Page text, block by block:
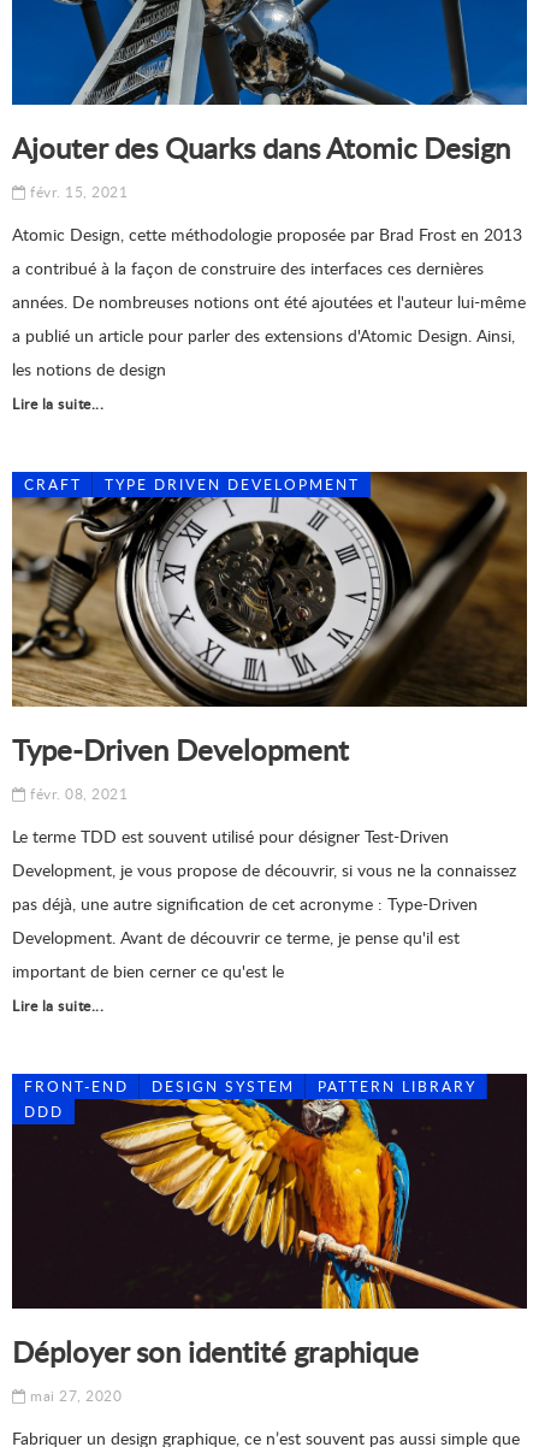
Ajouter des Quarks dans Atomic Design
févr. 15, 2021
Atomic Design, cette méthodologie proposée par Brad Frost en 2013
a contribué à la façon de construire des interfaces ces dernières
années. De nombreuses notions ont été ajoutées et l'auteur lui-même
a publié un article pour parler des extensions d'Atomic Design. Ainsi,
les notions de design
Lire la suite...
CRAFT TYPE DRIVEN DEVELOPMENT
Type-Driven Development
févr. 08, 2021
Le terme TDD est souvent utilisé pour désigner Test-Driven
Development, je vous propose de découvrir, si vous ne la connaissez
pas déjà, une autre signification de cet acronyme : Type-Driven
Development. Avant de découvrir ce terme, je pense qu'il est
important de bien cerner ce qu'est le
Lire la suite...
FRONT-END DESIGN SYSTEM
PATTERN LIBRARY
DDD
Déployer son identité graphique
mai 27, 2020
Fabriquer un design graphique, ce n’est souvent pas aussi simple que